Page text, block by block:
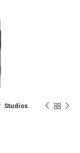
Studios